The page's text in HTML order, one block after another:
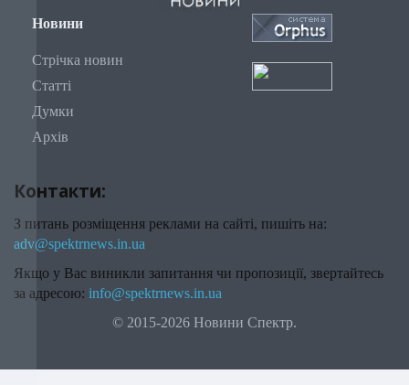
Новини
Стрічка новин
Статті
Думки
Архів
Контакти:
З питань розміщення реклами на сайті, пишіть на:
adv@spektrnews.in.ua
Якщо у Вас виникли запитання чи пропозиції, звертайтесь
за адресою: info@spektrnews.in.ua
© 2015-2026 Новини Спектр.